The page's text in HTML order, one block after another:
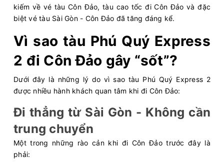
kiếm về vé tàu Côn Đảo, tàu cao tốc đi Côn Đảo và đặc
biệt vé tàu Sài Gòn - Côn Đảo đã tăng đáng kể.
Vì sao tàu Phú Quý Express
2 đi Côn Đảo gây “sốt”?
Dưới đây là những lý do vì sao tàu Phú Quý Express 2
được nhiều hành khách quan tâm khi đi Côn Đảo:
Đi thẳng từ Sài Gòn - Không cần
trung chuyển
Một trong những rào cản khi đi Côn Đảo trước đây là
phải: